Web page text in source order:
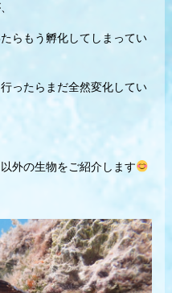
らもう孵化してしまってい
ったらまだ全然変化してい
外の生物をご紹介します